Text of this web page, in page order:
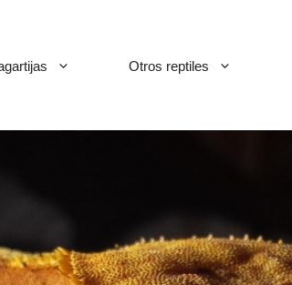
Otros reptiles